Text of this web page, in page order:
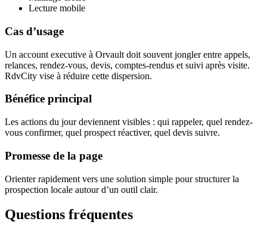
Lecture mobile
Cas d’usage
Un account executive à Orvault doit souvent jongler entre appels,
relances, rendez-vous, devis, comptes-rendus et suivi après visite.
RdvCity vise à réduire cette dispersion.
Bénéfice principal
Les actions du jour deviennent visibles : qui rappeler, quel rendez-
vous confirmer, quel prospect réactiver, quel devis suivre.
Promesse de la page
Orienter rapidement vers une solution simple pour structurer la
prospection locale autour d’un outil clair.
Questions fréquentes